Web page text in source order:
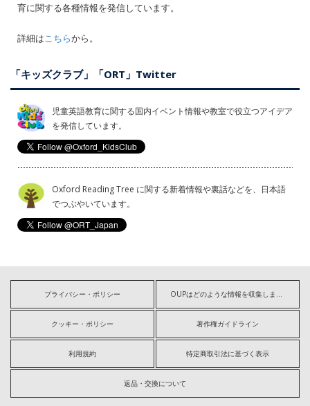
育に関する各種情報を発信しています。
詳細はこちらから。
「キッズクラブ」「ORT」Twitter
児童英語教育に関する国内イベント情報や教室で役立つアイデア
を発信しています。
Oxford Reading Tree に関する新着情報や裏話などを、日本語
でつぶやいています。
プライバシー・ポリシー OUPはどのような情報を収集しますか?
クッキー・ポリシー 著作権ガイドライン
利用規約 特定商取引法に基づく表示
返品・交換について